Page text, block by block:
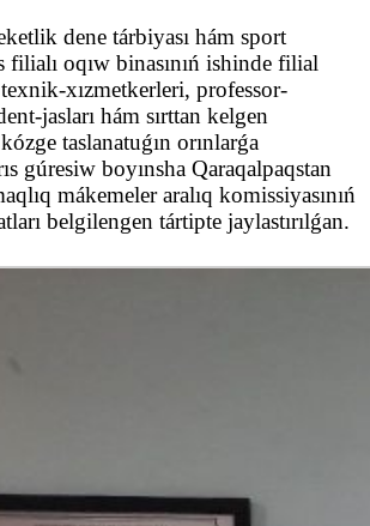
dene tárbiyası hám sport
oqıw binasınıń ishinde filial
xızmetkerleri, professor-
jasları hám sırttan kelgen
taslanatuǵın orınlarǵa
gúresiw boyınsha Qaraqalpaqstan
mákemeler aralıq komissiyasınıń
belgilengen tártipte jaylastırılǵan.